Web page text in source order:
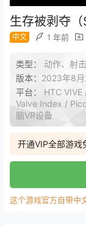
生存被剥夺
中文 1 年前
类型： 动作、射
版本： 2023年8月
平台： HTC
Valve Index /
脑VR设备
开通VIP全部游戏
这个游戏官方自带中